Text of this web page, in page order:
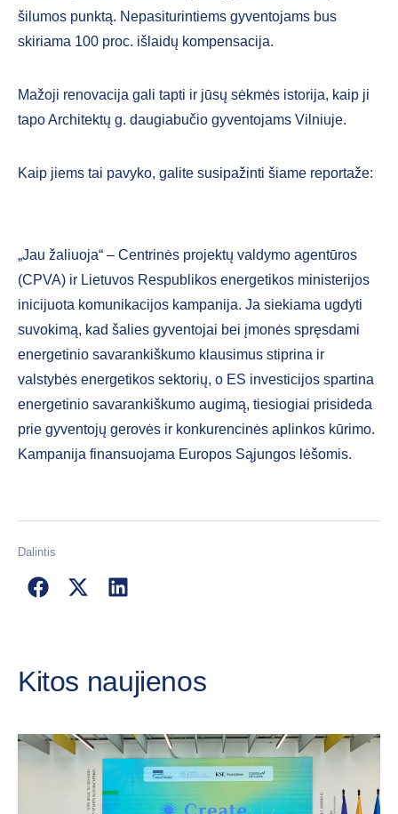
šilumos punktą. Nepasiturintiems gyventojams bus
skiriama 100 proc. išlaidų kompensacija.
Mažoji renovacija gali tapti ir jūsų sėkmės istorija, kaip ji
tapo Architektų g. daugiabučio gyventojams Vilniuje.
Kaip jiems tai pavyko, galite susipažinti šiame reportaže:
„Jau žaliuoja“ – Centrinės projektų valdymo agentūros
(CPVA) ir Lietuvos Respublikos energetikos ministerijos
inicijuota komunikacijos kampanija. Ja siekiama ugdyti
suvokimą, kad šalies gyventojai bei įmonės spręsdami
energetinio savarankiškumo klausimus stiprina ir
valstybės energetikos sektorių, o ES investicijos spartina
energetinio savarankiškumo augimą, tiesiogiai prisideda
prie gyventojų gerovės ir konkurencinės aplinkos kūrimo.
Kampanija finansuojama Europos Sąjungos lėšomis.
Dalintis
Kitos naujienos